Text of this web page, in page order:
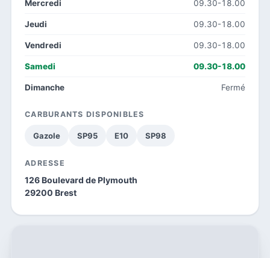
Mercredi 09.30-18.00
Jeudi 09.30-18.00
Vendredi 09.30-18.00
Samedi 09.30-18.00
Dimanche Fermé
CARBURANTS DISPONIBLES
Gazole SP95 E10 SP98
ADRESSE
126 Boulevard de Plymouth
29200 Brest